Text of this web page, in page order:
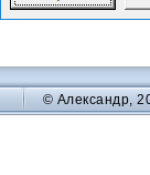
© Александр,